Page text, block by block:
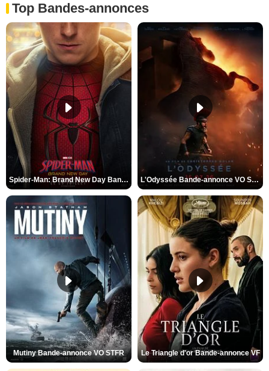
Top Bandes-annonces
Spider-Man: Brand New Day Bande-annonce VO STFR L'Odyssée Bande-annonce VO STFR
Mutiny Bande-annonce VO STFR Le Triangle d'or Bande-annonce VF